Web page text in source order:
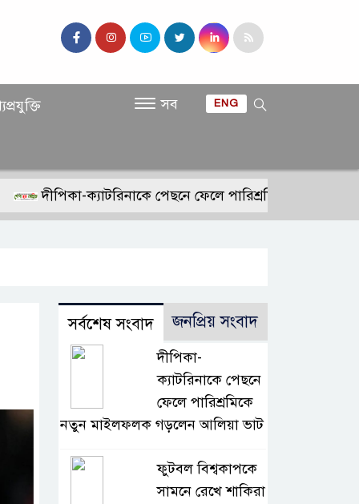
সব ENG
দীপিকা-ক্যাটরিনাকে পেছনে ফেলে পারিশ্রমিকে নতুন
সর্বশেষ সংবাদ জনপ্রিয় সংবাদ
দীপিকা-
ক্যাটরিনাকে পেছনে
ফেলে পারিশ্রমিকে
নতুন মাইলফলক গড়লেন আলিয়া ভাট
ফুটবল বিশ্বকাপকে
সামনে রেখে শাকিরা